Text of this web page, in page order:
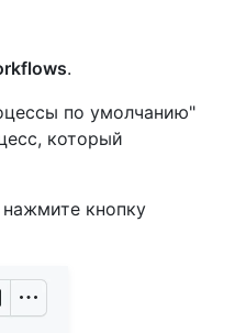
.
по умолчанию"
который
кнопку